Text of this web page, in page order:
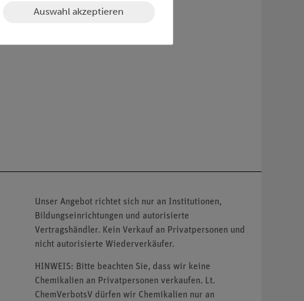
Unser Angebot richtet sich nur an Institutionen,
Bildungseinrichtungen und autorisierte
Vertragshändler. Kein Verkauf an Privatpersonen und
nicht autorisierte Wiederverkäufer.
HINWEIS: Bitte beachten Sie, dass wir keine
Chemikalien an Privatpersonen verkaufen. Lt.
ChemVerbotsV dürfen wir Chemikalien nur an
Auswahl akzeptieren